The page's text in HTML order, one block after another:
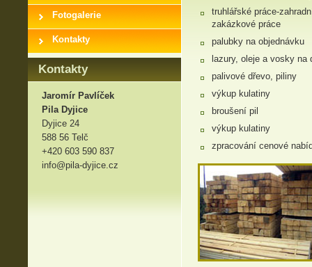
Fotogalerie
Kontakty
Kontakty
Jaromír Pavlíček
Pila Dyjice
Dyjice 24
588 56 Telč
+420 603 590 837
info@pila-dyjice.cz
truhlářské práce-
zakázkové práce
palubky na objednávku
lazury, oleje a vosky na
palivové dřevo, piliny
výkup kulatiny
broušení pil
výkup kulatiny
zpracování cenové